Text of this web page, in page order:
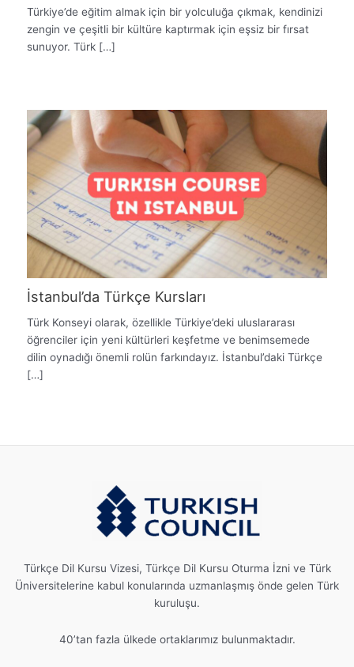
Türkiye’de eğitim almak için bir yolculuğa çıkmak, kendinizi
zengin ve çeşitli bir kültüre kaptırmak için eşsiz bir fırsat
sunuyor. Türk […]
İstanbul’da Türkçe Kursları
Türk Konseyi olarak, özellikle Türkiye’deki uluslararası
öğrenciler için yeni kültürleri keşfetme ve benimsemede
dilin oynadığı önemli rolün farkındayız. İstanbul’daki Türkçe
[…]
Türkçe Dil Kursu Vizesi, Türkçe Dil Kursu Oturma İzni ve Türk
Üniversitelerine kabul konularında uzmanlaşmış önde gelen Türk
kuruluşu.
40’tan fazla ülkede ortaklarımız bulunmaktadır.